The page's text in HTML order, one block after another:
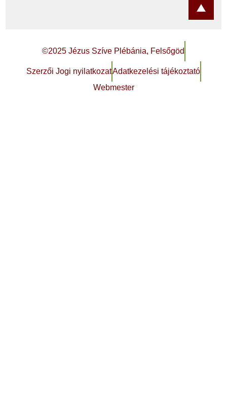
©2025 Jézus Szíve Plébánia, Felsőgöd
Szerzői Jogi nyilatkozatAdatkezelési tájékoztató
Webmester